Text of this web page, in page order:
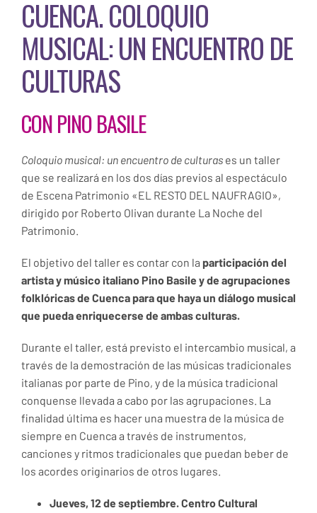
CUENCA. COLOQUIO
MUSICAL: UN ENCUENTRO DE
CULTURAS
CON PINO BASILE
Coloquio musical: un encuentro de culturas es un taller
que se realizará en los dos días previos al espectáculo
de Escena Patrimonio «EL RESTO DEL NAUFRAGIO»,
dirigido por Roberto Olivan durante La Noche del
Patrimonio.
El objetivo del taller es contar con la participación del
artista y músico italiano Pino Basile y de agrupaciones
folklóricas de Cuenca para que haya un diálogo musical
que pueda enriquecerse de ambas culturas.
Durante el taller, está previsto el intercambio musical, a
través de la demostración de las músicas tradicionales
italianas por parte de Pino, y de la música tradicional
conquense llevada a cabo por las agrupaciones. La
finalidad última es hacer una muestra de la música de
siempre en Cuenca a través de instrumentos,
canciones y ritmos tradicionales que puedan beber de
los acordes originarios de otros lugares.
Jueves, 12 de septiembre.Centro Cultural